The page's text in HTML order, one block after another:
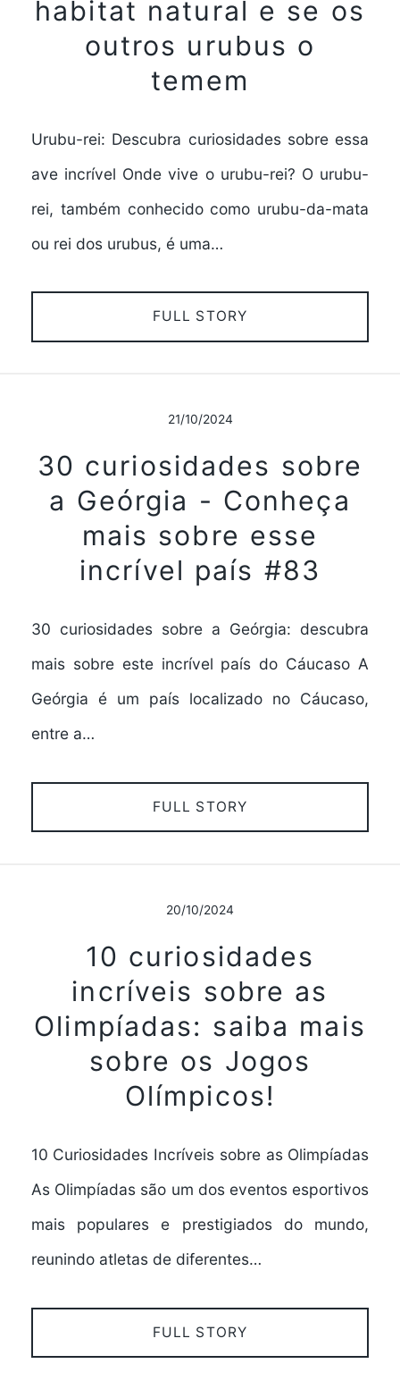
habitat natural e se os
outros urubus o
temem
Urubu-rei: Descubra curiosidades sobre essa
ave incrível Onde vive o urubu-rei? O urubu-
rei, também conhecido como urubu-da-mata
ou rei dos urubus, é uma…
FULL STORY
21/10/2024
30 curiosidades sobre
a Geórgia - Conheça
mais sobre esse
incrível país #83
30 curiosidades sobre a Geórgia: descubra
mais sobre este incrível país do Cáucaso A
Geórgia é um país localizado no Cáucaso,
entre a…
FULL STORY
20/10/2024
10 curiosidades
incríveis sobre as
Olimpíadas: saiba mais
sobre os Jogos
Olímpicos!
10 Curiosidades Incríveis sobre as Olimpíadas
As Olimpíadas são um dos eventos esportivos
mais populares e prestigiados do mundo,
reunindo atletas de diferentes…
FULL STORY